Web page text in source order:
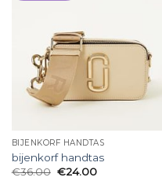
BIJENKORF HANDTAS
bijenkorf handtas
€36.00 €24.00